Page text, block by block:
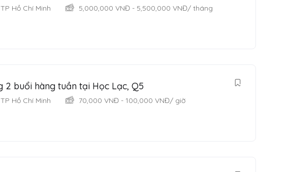
TP Hồ Chí Minh 5,000,000 VNĐ - 5,500,000 VNĐ/ tháng
2 buổi hàng tuần tại Học Lạc, Q5
TP Hồ Chí Minh 70,000 VNĐ - 100,000 VNĐ/ giờ